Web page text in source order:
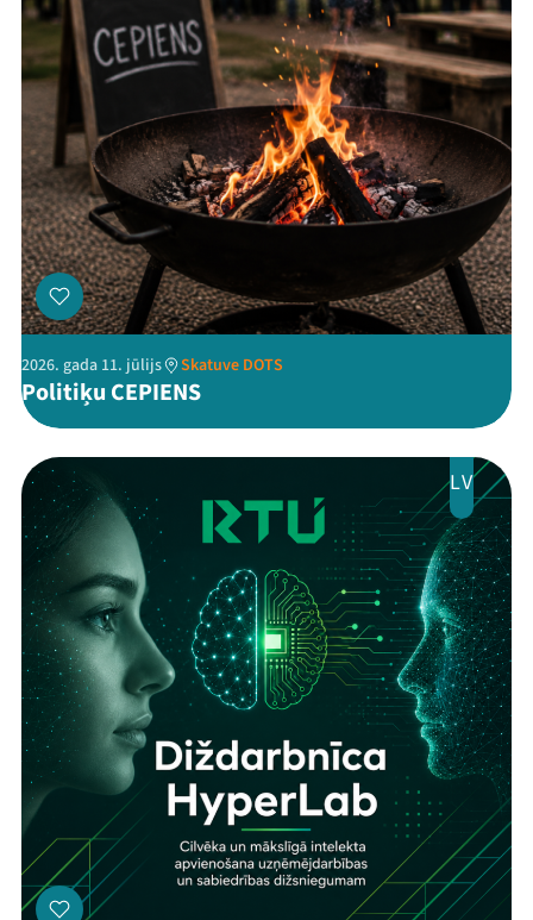
ThreadsFacebookYoutube
X Instagram
Flick TikTok
2026. gada 11. jūlijs Skatuve DOTS
Politiķu CEPIENS
LV